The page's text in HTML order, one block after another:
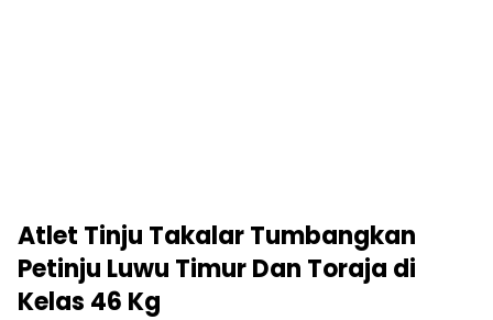
Atlet Tinju Takalar Tumbangkan
Petinju Luwu Timur Dan Toraja di
Kelas 46 Kg